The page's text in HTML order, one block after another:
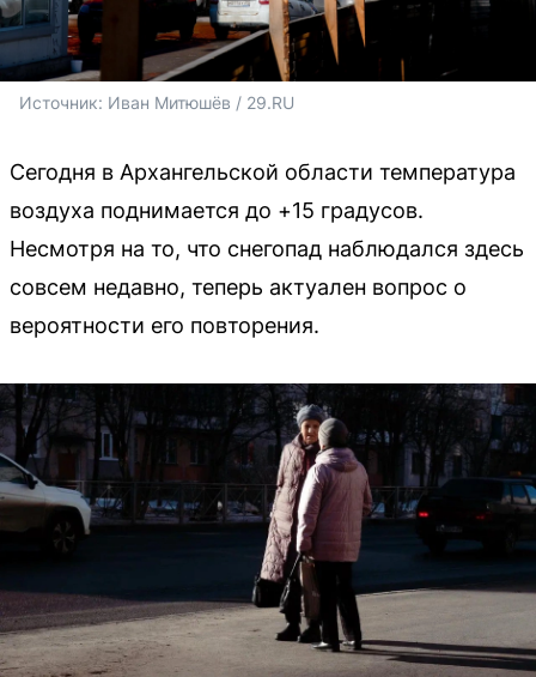
Источник: Иван Митюшёв / 29.RU
Сегодня в Архангельской области температура
воздуха поднимается до +15 градусов.
Несмотря на то, что снегопад наблюдался здесь
совсем недавно, теперь актуален вопрос о
вероятности его повторения.